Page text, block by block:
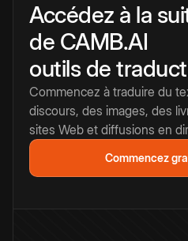
Accédez à la
de CAMB.AI
outils de
Commencez à traduire du
discours, des images, des
sites Web et diffusions en
Commencez